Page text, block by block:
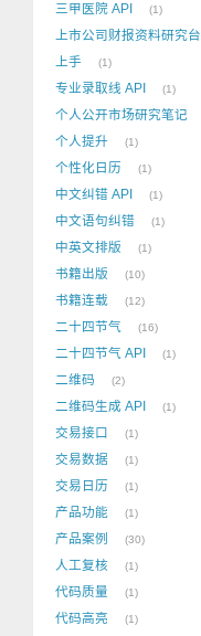
三甲医院 API 1
上市公司财报资料研究台
上手 1
专业录取线 API 1
个人公开市场研究笔记
个人提升 1
个性化日历 1
中文纠错 API 1
中文语句纠错 1
中英文排版 1
书籍出版 10
书籍连载 12
二十四节气 16
二十四节气 API 1
二维码 2
二维码生成 API 1
交易接口 1
交易数据 1
交易日历 1
产品功能 1
产品案例 30
人工复核 1
代码质量 1
代码高亮 1